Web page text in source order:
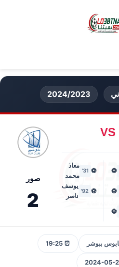
2024/2023
VS
⚽
⚽
⚽
⚽
31'
معاذ
محمد
⚽
92'
يوسف
ناصر
صور
2
ببوشر ⏰ 19:25